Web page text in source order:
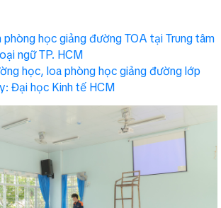
phòng học giảng đường TOA tại Trung tâm
ngữ TP. HCM
học, loa phòng học giảng đường lớp
Đại học Kinh tế HCM